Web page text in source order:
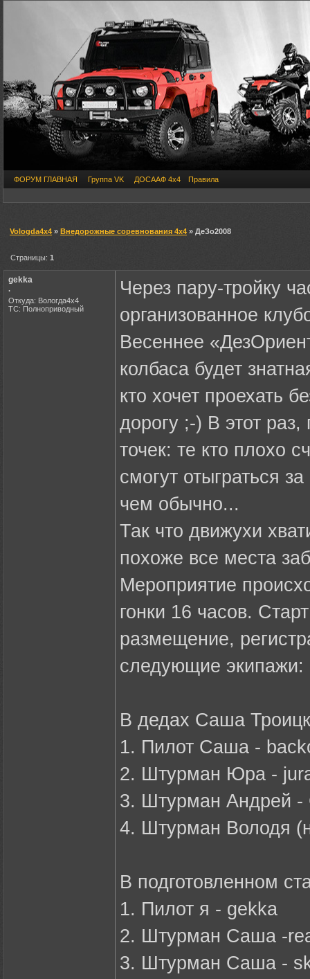
ФОРУМ ГЛАВНАЯ Группа VK ДОСААФ 4х4 Правила
Vologda4x4 » Внедорожные соревнования 4х4 » ДеЗо2008
Страницы:1
gekka
.
Откуда: Вологда4х4
ТС: Полноприводный
Через пару-тройку
организованное
Весеннее
колбаса будет
кто хочет проехать
дорогу ;-) В этот
точек: те кто плохо
смогут отыграться
чем обычно...
Так что движухи
похоже все места
Мероприятие
гонки 16 часов.
размещение,
следующие экипажи:
В дедах Саша
1. Пилот Саша -
2. Штурман Юра -
3. Штурман Андрей
4. Штурман Володя
В подготовленном
1. Пилот я - gekka
2. Штурман Саша -
3. Штурман Саша -